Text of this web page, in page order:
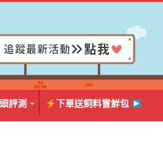
評測 下單送飼料嘗鮮包